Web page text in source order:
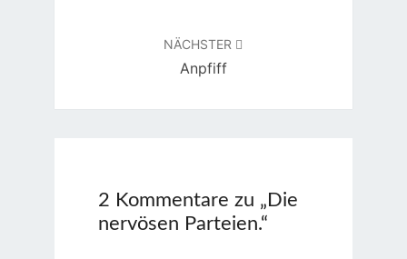
NÄCHSTER
Anpfiff
2 Kommentare zu „ Die
nervösen Parteien.“